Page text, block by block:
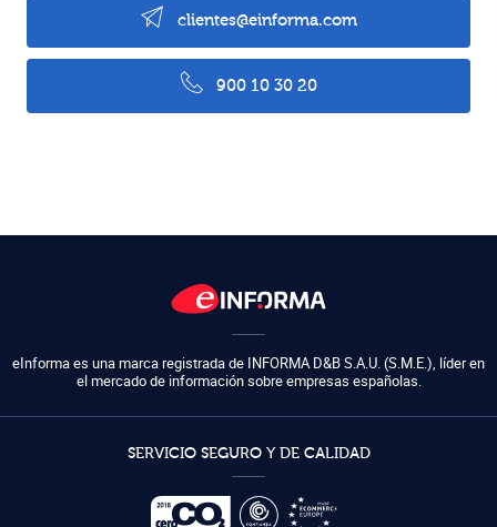
clientes@einforma.com
900 10 30 20
eInforma es una marca registrada de INFORMA D&B S.A.U. (S.M.E.), líder en
el mercado de información sobre empresas españolas.
SERVICIO SEGURO Y DE CALIDAD